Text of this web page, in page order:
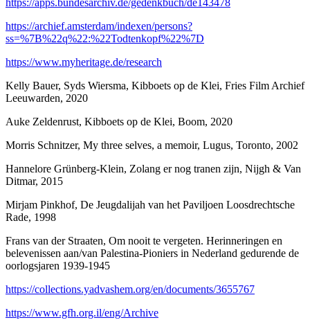
https://archief.amsterdam/indexen/persons?
ss=%7B%22q%22:%22Todtenkopf%22%7D
https://www.myheritage.de/research
Kelly Bauer, Syds Wiersma, Kibboets op de Klei, Fries Film Archief
Leeuwarden, 2020
Auke Zeldenrust, Kibboets op de Klei, Boom, 2020
Morris Schnitzer, My three selves, a memoir, Lugus, Toronto, 2002
Hannelore Grünberg-Klein, Zolang er nog tranen zijn, Nijgh & Van
Ditmar, 2015
Mirjam Pinkhof, De Jeugdalijah van het Paviljoen Loosdrechtsche
Rade, 1998
Frans van der Straaten, Om nooit te vergeten. Herinneringen en
belevenissen aan/van Palestina-Pioniers in Nederland gedurende de
oorlogsjaren 1939-1945
https://collections.yadvashem.org/en/documents/3655767
https://www.gfh.org.il/eng/Archive